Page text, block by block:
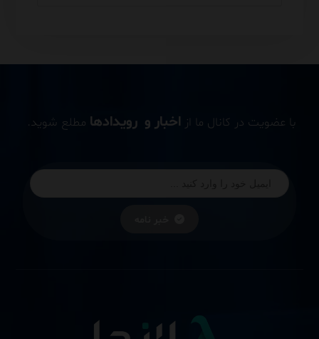
با عضویت در کانال ما از اخبار و رویدادها مطلع شوید.